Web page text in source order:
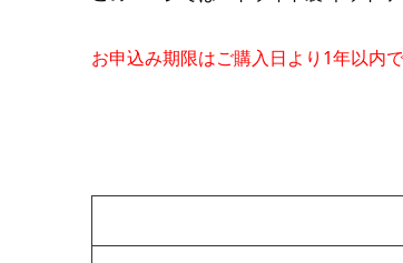
お申込み期限はご購⼊⽇より1年以内